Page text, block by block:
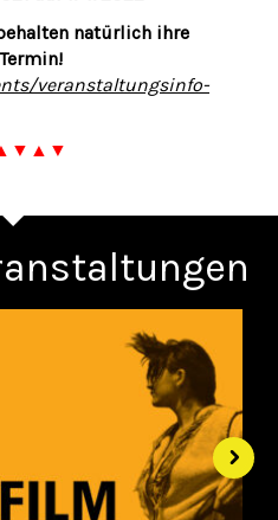
natürlich ihre
veranstaltungsinfo-